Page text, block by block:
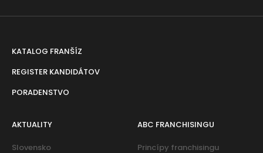
KATALOG FRANŠÍZ
REGISTER KANDIDÁTOV
PORADENSTVO
AKTUALITY
Slovensko
ABC FRANCHISINGU
Princípy franchisingu